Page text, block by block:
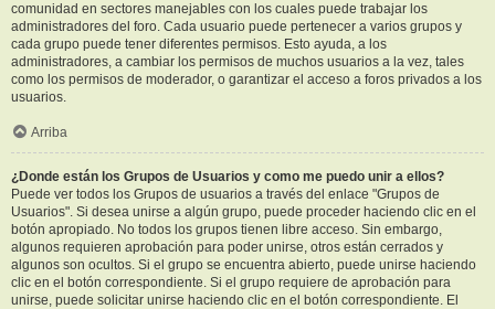
comunidad en sectores manejables con los cuales puede trabajar los
administradores del foro. Cada usuario puede pertenecer a varios grupos y
cada grupo puede tener diferentes permisos. Esto ayuda, a los
administradores, a cambiar los permisos de muchos usuarios a la vez, tales
como los permisos de moderador, o garantizar el acceso a foros privados a los
usuarios.
Arriba
¿Donde están los Grupos de Usuarios y como me puedo unir a ellos?
Puede ver todos los Grupos de usuarios a través del enlace "Grupos de
Usuarios". Si desea unirse a algún grupo, puede proceder haciendo clic en el
botón apropiado. No todos los grupos tienen libre acceso. Sin embargo,
algunos requieren aprobación para poder unirse, otros están cerrados y
algunos son ocultos. Si el grupo se encuentra abierto, puede unirse haciendo
clic en el botón correspondiente. Si el grupo requiere de aprobación para
unirse, puede solicitar unirse haciendo clic en el botón correspondiente. El